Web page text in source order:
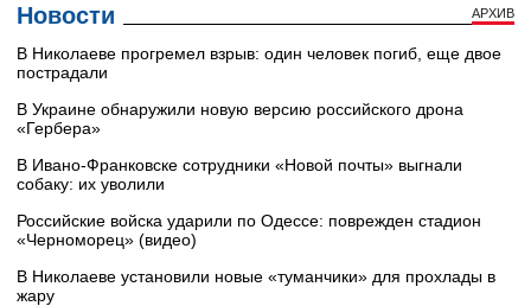
Новости АРХИВ
В Николаеве прогремел взрыв: один человек погиб, еще двое
пострадали
В Украине обнаружили новую версию российского дрона
«Гербера»
В Ивано-Франковске сотрудники «Новой почты» выгнали
собаку: их уволили
Российские войска ударили по Одессе: поврежден стадион
«Черноморец» (видео)
В Николаеве установили новые «туманчики» для прохлады в
жару